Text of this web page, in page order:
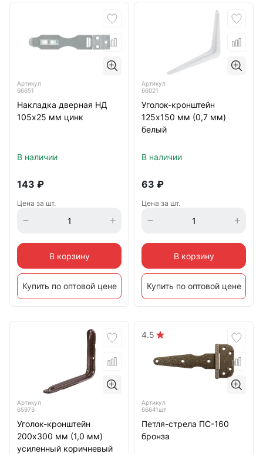
Артикул
66651
Накладка дверная НД
105х25 мм цинк
В наличии
143 ₽
Цена за шт.
В корзину
Купить по оптовой цене
Артикул
66021
Уголок-кронштейн
125х150 мм (0,7 мм)
белый
В наличии
63 ₽
Цена за шт.
В корзину
Купить по оптовой цене
Артикул
65973
Уголок-кронштейн
200х300 мм (1,0 мм)
усиленный коричневый
4.5
Артикул
66641шт
Петля-стрела ПС-160
бронза